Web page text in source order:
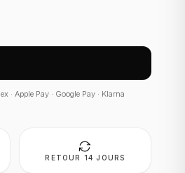
· Apple Pay · Google Pay · Klarna
RETOUR 14 JOURS